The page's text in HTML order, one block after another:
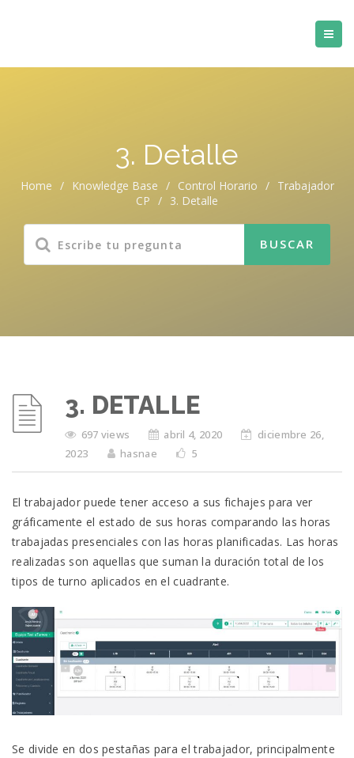
3. Detalle
Home / Knowledge Base / Control Horario /
Trabajador
CP / 3. Detalle
3. DETALLE
697 views abril 4, 2020
diciembre 26,
2023
hasnae 5
El trabajador puede tener acceso a sus fichajes para ver
gráficamente el estado de sus horas comparando las horas
trabajadas presenciales con las horas planificadas. Las horas
realizadas son aquellas que suman la duración total de los
tipos de turno aplicados en el cuadrante.
Se divide en dos pestañas para el trabajador, principalmente